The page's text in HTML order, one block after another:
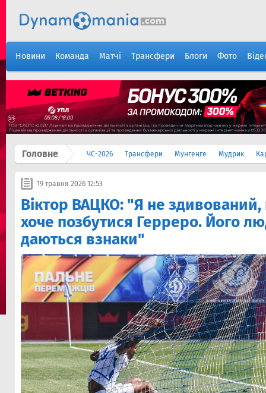
Новини Команда Матчі Трансфери Блоги Фото
Головне ЧС-2026 Трансфери Мунгенге Мудрик
19 травня 2026 12:53
Віктор ВАЦКО: "Я не
хоче позбутися Герреро. Його
даються взнаки"